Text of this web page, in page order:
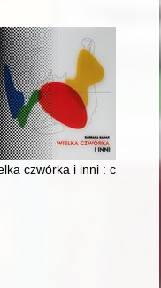
Lubelskiego
czwórka i inni :